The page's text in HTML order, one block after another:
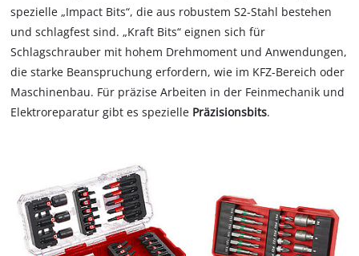
spezielle „Impact Bits“, die aus robustem S2-Stahl bestehen
und schlagfest sind. „Kraft Bits“ eignen sich für
Schlagschrauber mit hohem Drehmoment und Anwendungen,
die starke Beanspruchung erfordern, wie im KFZ-Bereich oder
Maschinenbau. Für präzise Arbeiten in der Feinmechanik und
Elektroreparatur gibt es spezielle Präzisionsbits.